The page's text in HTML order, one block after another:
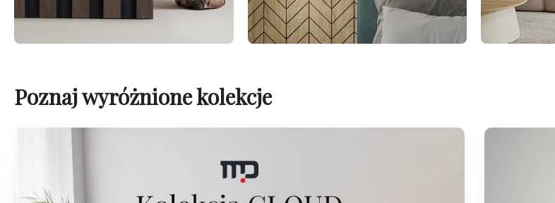
Poznaj wyróżnione kolekcje